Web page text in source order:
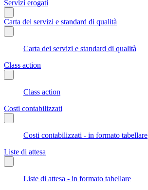
Servizi erogati
Carta dei servizi e standard di qualità
Carta dei servizi e standard di qualità
Class action
Class action
Costi contabilizzati
Costi contabilizzati - in formato tabellare
Liste di attesa
Liste di attesa - in formato tabellare